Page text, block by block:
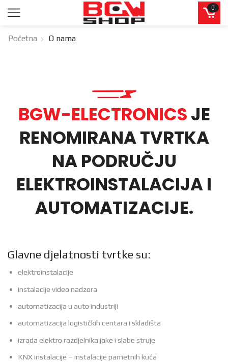
0
Početna O nama
BGW-ELECTRONICSJE
RENOMIRANA TVRTKA
NA PODRUČJU
ELEKTROINSTALACIJA I
AUTOMATIZACIJE.
Glavne djelatnosti tvrtke su:
elektroinstalacije
instalacije video nadzora
automatizacija u auto industriji
automatizacija logističkih centara i skladišta
izrada elektro razdjelnika jake i slabe struje
KNX instalacije – instalacije pametnih kuća